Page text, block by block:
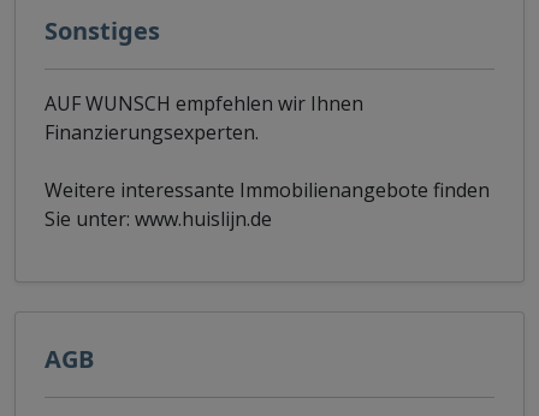
Sonstiges
AUF WUNSCH empfehlen wir Ihnen
Finanzierungsexperten.
Weitere interessante Immobilienangebote finden
Sie unter: www.huislijn.de
AGB